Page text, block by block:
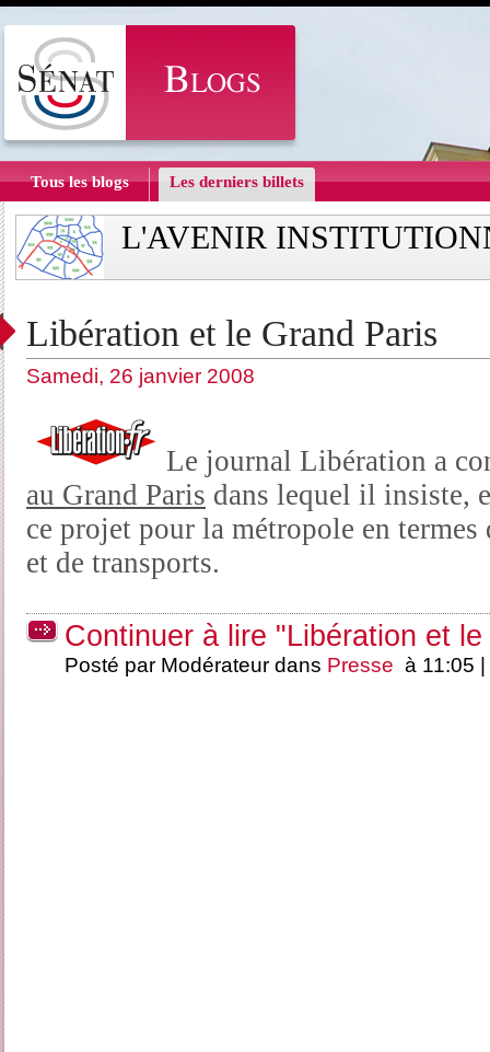
Tous les blogs Les derniers billets
L'AVENIR
Libération et le Grand Paris
Samedi, 26 janvier 2008
Le journal Libération a
au Grand Paris dans lequel il insiste,
ce projet pour la métropole en
et de transports.
Continuer à lire "Libération et
Posté par Modérateur dans Presse à 11:05 |